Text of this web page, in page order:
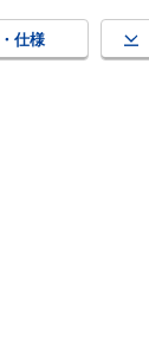
仕様